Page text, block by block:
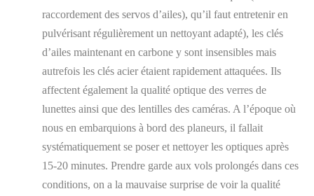
raccordement des servos d’ailes), qu’il faut entretenir en
pulvérisant régulièrement un nettoyant adapté), les clés
d’ailes maintenant en carbone y sont insensibles mais
autrefois les clés acier étaient rapidement attaquées. Ils
affectent également la qualité optique des verres de
lunettes ainsi que des lentilles des caméras. A l’époque où
nous en embarquions à bord des planeurs, il fallait
systématiquement se poser et nettoyer les optiques après
15-20 minutes. Prendre garde aux vols prolongés dans ces
conditions, on a la mauvaise surprise de voir la qualité